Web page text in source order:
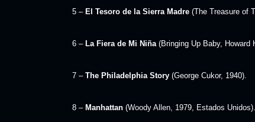
5 – El Tesoro de la Sierra Madre (The Treasure of
6 – La Fiera de Mi Niña(Bringing Up Baby, Howard
7 – The Philadelphia Story (George Cukor, 1940).
8 – Manhattan (Woody Allen, 1979, Estados Unidos).